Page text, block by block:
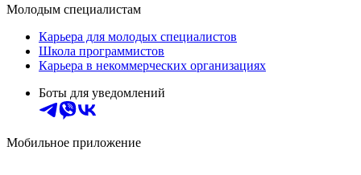
Молодым специалистам
Карьера для молодых специалистов
Школа программистов
Карьера в некоммерческих организациях
Боты для уведомлений
Мобильное приложение